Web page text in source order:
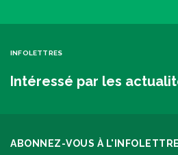
INFOLETTRES
Intéressé par les
ABONNEZ-VOUS À